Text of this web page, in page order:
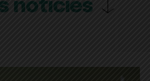
notícies